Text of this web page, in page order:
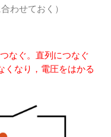
わせておく）
なぐ。直列につなぐ
くなり，電圧をはかる